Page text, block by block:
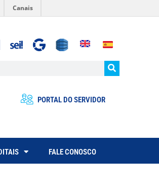
Canais
PORTAL DO SERVIDOR
FALE CONOSCO